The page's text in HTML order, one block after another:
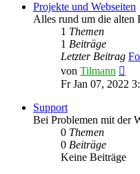
Projekte und Webseiten
Alles rund um die alten
1 Themen
1 Beiträge
Letzter Beitrag
von Tilmann
Fr Jan 07, 2022
Support
Bei Problemen mit der
0 Themen
0 Beiträge
Keine Beiträge